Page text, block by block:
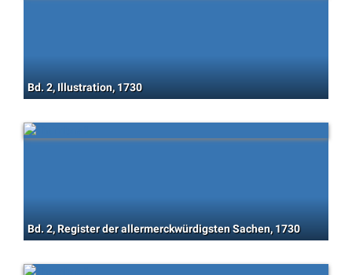
Bd. 2, Illustration, 1730
Bd. 2, Register der allermerckwürdigsten Sachen, 1730